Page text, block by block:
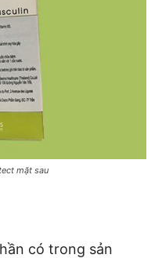
mặt sau
có trong sản